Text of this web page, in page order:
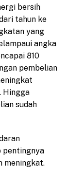
bersih
tahun ke
yang
angka
810
pembelian
Hingga
sudah
pentingnya
meningkat.